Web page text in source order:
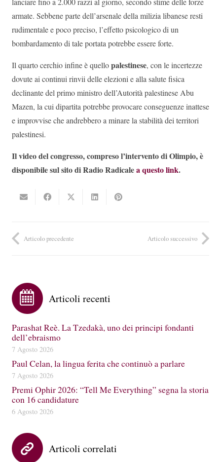
armate. Sebbene parte dell’arsenale della milizia libanese resti
rudimentale e poco preciso, l’effetto psicologico di un
bombardamento di tale portata potrebbe essere forte.
Il quarto cerchio infine è quellopalestinese, con le incertezze
dovute ai continui rinvii delle elezioni e alla salute fisica
declinante del primo ministro dell’Autorità palestinese Abu
Mazen, la cui dipartita potrebbe provocare conseguenze inattese
e improvvise che andrebbero a minare la stabilità dei territori
palestinesi.
Il video del congresso, compreso l’intervento di Olimpio, è
disponibile sul sito di Radio Radicalea questo link.
Articolo precedente Articolo successivo
Articoli recenti
Parashat Reè. La Tzedakà, uno dei principi fondanti
dell’ebraismo
7 Agosto 2026
Paul Celan, la lingua ferita che continuò a parlare
7 Agosto 2026
Premi Ophir 2026: “Tell Me Everything” segna la storia
con 16 candidature
6 Agosto 2026
Articoli correlati